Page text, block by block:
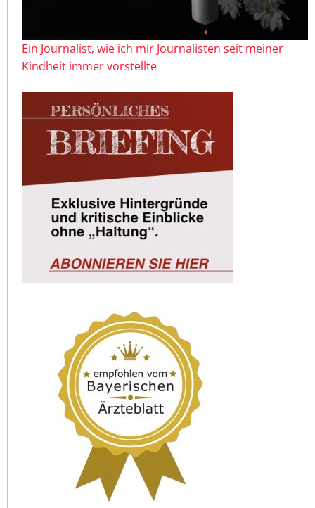
Ein Journalist, wie ich mir Journalisten seit meiner
Kindheit immer vorstellte